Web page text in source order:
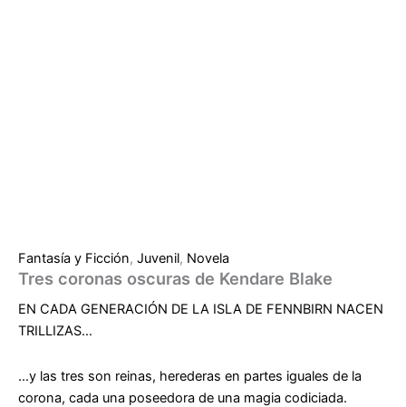
Fantasía y Ficción, Juvenil, Novela
Tres coronas oscuras de Kendare Blake
EN CADA GENERACIÓN DE LA ISLA DE FENNBIRN NACEN
TRILLIZAS…
…y las tres son reinas, herederas en partes iguales de la
corona, cada una poseedora de una magia codiciada.